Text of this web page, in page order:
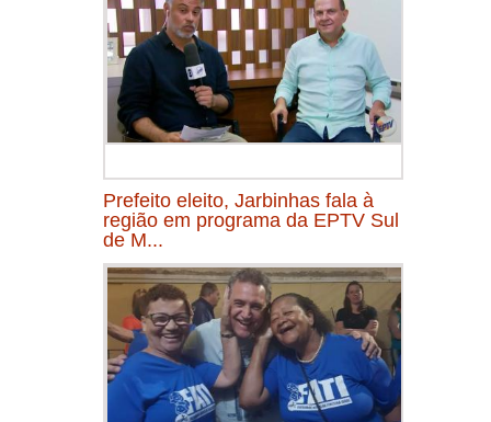
Prefeito eleito, Jarbinhas fala à
região em programa da EPTV Sul
de M...